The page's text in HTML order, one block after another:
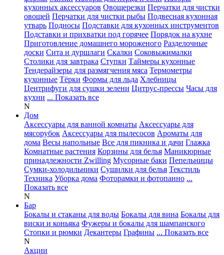
кухонных аксессуаров Овощерезки Перчатки для чистки
овощей Перчатки для чистки рыбы Подвесная кухонная
утварь Подносы Подставки для кухонных инструментов
Подставки и прихватки под горячее Порядок на кухне
Приготовление домашнего мороженого Разделочные
доски Сита и дуршлаги Скалки Соковыжималки
Столики для завтрака Ступки Таймеры кухонные
Тендерайзеры для размягчения мяса Термометры
кухонные Тёрки Формы для льда Хлебницы
Центрифуги для сушки зелени Цитрус-прессы Часы для
кухни ... Показать все
N
Дом
Аксессуары для ванной комнаты Аксессуары для
мясорубок Аксессуары для пылесосов Ароматы для
дома Весы напольные Все для пикника и дачи Глажка
Комнатные растения Корзины для белья Маникюрные
принадлежности Zwilling Мусорные баки Пепельницы
Сумки-холодильники Сушилки для белья Текстиль
Техника Уборка дома Фоторамки и фотопанно ...
Показать все
N
Бар
Бокалы и стаканы для воды Бокалы для вина Бокалы для
виски и коньяка Фужеры и бокалы для шампанского
Стопки и рюмки Декантеры Графины ... Показать все
N
Акции